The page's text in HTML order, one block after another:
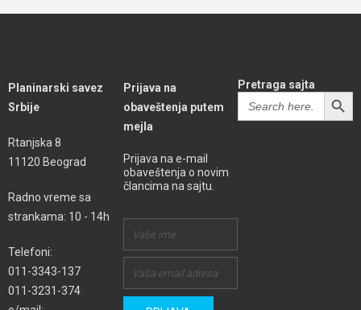
Planinarski savez
Srbije
Rtanjska 8
11120 Beograd
Radno vreme sa
strankama: 10 - 14h
Telefoni:
011-3343-137
011-3231-374
Prijava na
obaveštenja putem
mejla
Prijava na e-mail
obaveštenja o novim
člancima na sajtu.
Pretraga sajta
Search
for:
SEARCH